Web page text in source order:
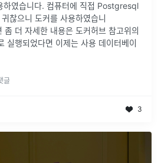
였습니다. 컴퓨터에 직접 Postgresql
찮으니 도커를 사용하였습니
더 자세한 내용은 도커허브 참고위의
실행되었다면 이제는 사용 데이터베이
글
3